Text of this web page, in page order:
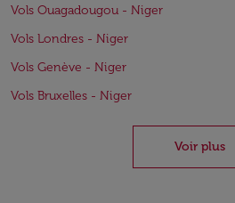
Vols Ouagadougou - Niger
Vols Londres - Niger
Vols Genève - Niger
Vols Bruxelles - Niger
Voir plus